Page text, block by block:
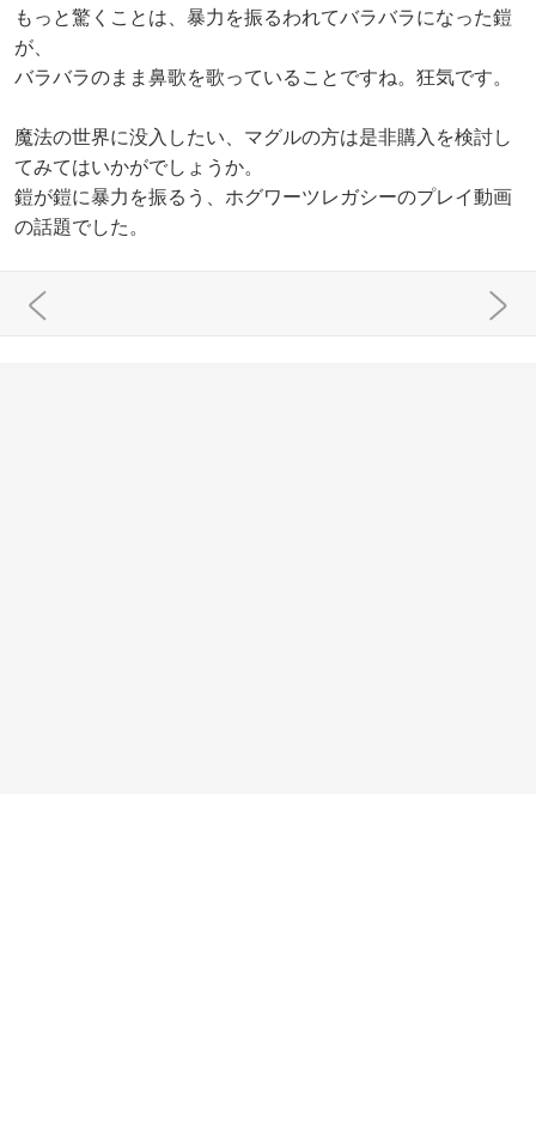
もっと驚くことは、暴力を振るわれてバラバラになった鎧
が、
バラバラのまま鼻歌を歌っていることですね。狂気です。
魔法の世界に没入したい、マグルの方は是非購入を検討し
てみてはいかがでしょうか。
鎧が鎧に暴力を振るう、ホグワーツレガシーのプレイ動画
の話題でした。